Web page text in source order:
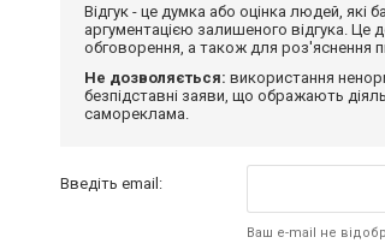
Відгук - це думка або оцінка людей,
аргументацією залишеного відгука. Це
обговорення, а також для роз'яснення
Не дозволяється: використання
безпідставні заяви, що ображають
самореклама.
Введіть email:
Ваш e-mail не